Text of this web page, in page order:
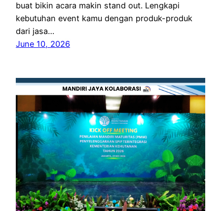
buat bikin acara makin stand out. Lengkapi
kebutuhan event kamu dengan produk-produk
dari jasa…
June 10, 2026